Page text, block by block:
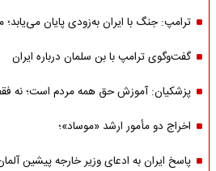
ترامپ: جنگ با ایران به‌زودی پایان
گفت‌وگوی ترامپ با بن سلمان درباره ایران
پزشکیان: آموزش حق همه مردم است؛ نه
اخراج دو مأمور ارشد «موساد»؛
پاسخ ایران به ادعای وزیر خارجه پیشین